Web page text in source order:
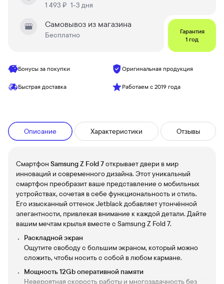
1 493 ₽ 1-3 дня
Самовывоз из магазина
Бесплатно
Гарантия
1 год
Бонусы за покупки Оригинальная продукция
Быстрая доставка Работаем с 2019 года
Описание Характеристики Отзывы
Смартфон Samsung Z Fold 7открывает двери в мир
инноваций и современного дизайна. Этот уникальный
смартфон преобразит ваше представление о мобильных
устройствах, сочетая в себе функциональность и стиль.
Его изысканный оттенок Jetblack добавляет утончённой
элегантности, привлекая внимание к каждой детали. Дайте
вашим мечтам крылья вместе с Samsung Z Fold 7.
Раскладной экран
Ощутите свободу с большим экраном, который можно
сложить, чтобы носить с собой в любом кармане.
Мощность 12Gb оперативной памяти
Невероятная скорость работы и многозадачность без